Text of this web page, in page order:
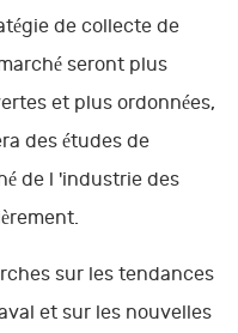
de collecte de
seront plus
et plus ordonnées,
des études de
de l 'industrie des
sur les tendances
et sur les nouvelles